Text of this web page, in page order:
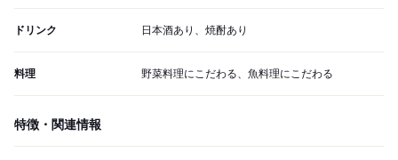
ドリンク 日本酒あり、焼酎あり
料理 野菜料理にこだわる、魚料理にこだわる
特徴・関連情報